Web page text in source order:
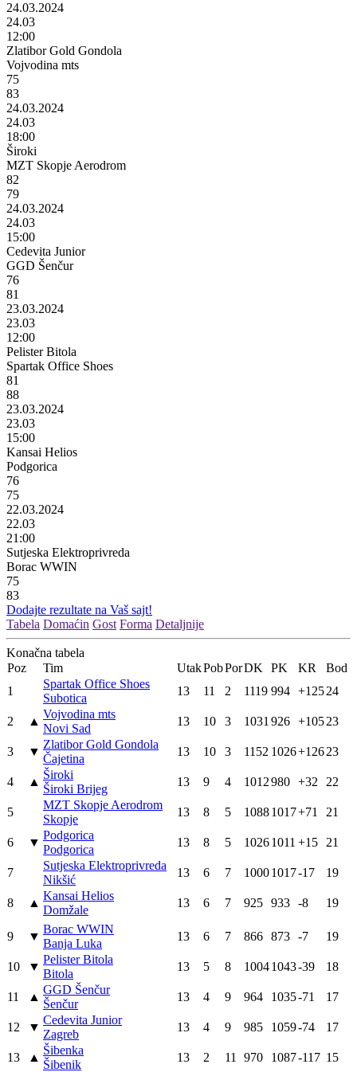
24.03.2024
24.03
12:00
Zlatibor Gold Gondola
Vojvodina mts
75
83
24.03.2024
24.03
18:00
Široki
MZT Skopje Aerodrom
82
79
24.03.2024
24.03
15:00
Cedevita Junior
GGD Šenčur
76
81
23.03.2024
23.03
12:00
Pelister Bitola
Spartak Office Shoes
81
88
23.03.2024
23.03
15:00
Kansai Helios
Podgorica
76
75
22.03.2024
22.03
21:00
Sutjeska Elektroprivreda
Borac WWIN
75
83
Dodajte rezultate na Vaš sajt!
Tabela Domaćin Gost Forma Detaljnije
Konačna tabela
Poz
Tim UtakPobPorDK PK KR
Bod
1
Spartak Office Shoes
Subotica
13 11 2 1119 994 +12524
2 ▲
Vojvodina mts
Novi Sad
13 10 3 1031 926 +10523
3 ▼
Zlatibor Gold Gondola
Čajetina
13 10 3 1152 1026+12623
4 ▲
Široki
Široki Brijeg
13 9 4 1012980 +32 22
5
MZT Skopje Aerodrom
Skopje
13 8 5 10881017+71 21
6 ▼
Podgorica
Podgorica
13 8 5 10261011 +15 21
7
Sutjeska Elektroprivreda
Nikšić
13 6 7 10001017-17 19
8 ▲
Kansai Helios
Domžale
13 6 7 925 933 -8 19
9 ▼
Borac WWIN
Banja Luka
13 6 7 866 873 -7 19
10 ▼
Pelister Bitola
Bitola
13 5 8 10041043-39 18
11 ▲
GGD Šenčur
Šenčur
13 4 9 964 1035-71 17
12 ▼
Cedevita Junior
Zagreb
13 4 9 985 1059-74 17
13 ▲
Šibenka
Šibenik
13 2 11 970 1087-117 15